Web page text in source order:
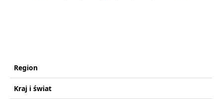
Region
Kraj i świat